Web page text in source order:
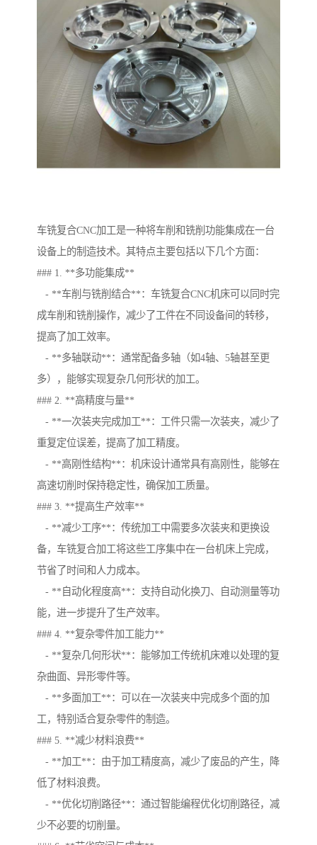
车铣复合CNC加工是一种将车削和铣削功能集成在一台
设备上的制造技术。其特点主要包括以下几个方面：
### 1. **多功能集成**
- **车削与铣削结合**：车铣复合CNC机床可以同时完
成车削和铣削操作，减少了工件在不同设备间的转移，
提高了加工效率。
- **多轴联动**：通常配备多轴（如4轴、5轴甚至更
多），能够实现复杂几何形状的加工。
### 2. **高精度与量**
- **一次装夹完成加工**：工件只需一次装夹，减少了
重复定位误差，提高了加工精度。
- **高刚性结构**：机床设计通常具有高刚性，能够在
高速切削时保持稳定性，确保加工质量。
### 3. **提高生产效率**
- **减少工序**：传统加工中需要多次装夹和更换设
备，车铣复合加工将这些工序集中在一台机床上完成，
节省了时间和人力成本。
- **自动化程度高**：支持自动化换刀、自动测量等功
能，进一步提升了生产效率。
### 4. **复杂零件加工能力**
- **复杂几何形状**：能够加工传统机床难以处理的复
杂曲面、异形零件等。
- **多面加工**：可以在一次装夹中完成多个面的加
工，特别适合复杂零件的制造。
### 5. **减少材料浪费**
- **加工**：由于加工精度高，减少了废品的产生，降
低了材料浪费。
- **优化切削路径**：通过智能编程优化切削路径，减
少不必要的切削量。